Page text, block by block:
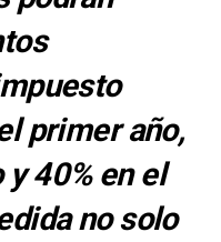
primer año,
40% en el
no solo